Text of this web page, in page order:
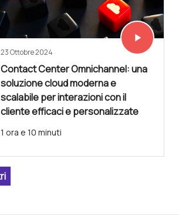
Vedi subito
play_arrow
23 Ottobre 2024
Contact Center Omnichannel: una
soluzione cloud moderna e
scalabile per interazioni con il
cliente efficaci e personalizzate
1 ora e 10 minuti